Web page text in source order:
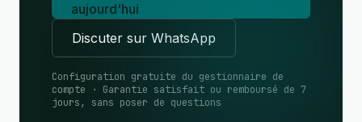
aujourd'hui
Discuter sur WhatsApp
Configuration gratuite du gestionnaire de
compte · Garantie satisfait ou remboursé de 7
jours, sans poser de questions